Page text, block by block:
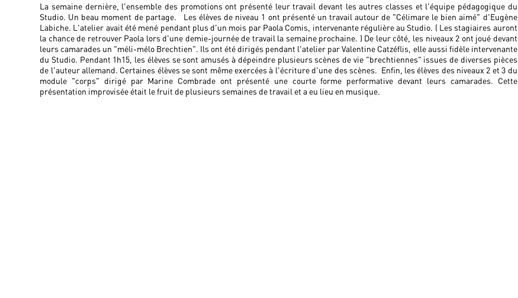
La semaine dernière, l'ensemble des promotions ont présenté leur travail devant les autres classes et l'équipe pédagogique du
Studio. Un beau moment de partage. Les élèves de niveau 1 ont présenté un travail autour de "Célimare le bien aimé" d'Eugène
Labiche. L'atelier avait été mené pendant plus d'un mois par Paola Comis, intervenante régulière au Studio. ( Les stagiaires auront
la chance de retrouver Paola lors d'une demie-journée de travail la semaine prochaine. ) De leur côté, les niveaux 2 ont joué devant
leurs camarades un "méli-mélo Brechtien". Ils ont été dirigés pendant l'atelier par Valentine Catzéflis, elle aussi fidèle intervenante
du Studio. Pendant 1h15, les élèves se sont amusés à dépeindre plusieurs scènes de vie "brechtiennes" issues de diverses pièces
de l'auteur allemand. Certaines élèves se sont même exercées à l'écriture d'une des scènes. Enfin, les élèves des niveaux 2 et 3 du
module "corps" dirigé par Marine Combrade ont présenté une courte forme performative devant leurs camarades. Cette
présentation improvisée était le fruit de plusieurs semaines de travail et a eu lieu en musique.